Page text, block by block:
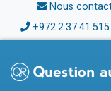
Nous
+972.2.37.41.515